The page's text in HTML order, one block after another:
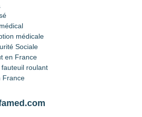
médicale
Sociale
en France
roulant
France